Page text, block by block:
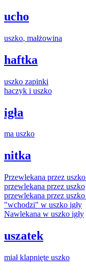
ucho
uszko, małżowina
haftka
uszko zapinki
haczyk i uszko
igła
ma uszko
nitka
Przewlekana przez uszko
przewlekana przez uszko
przewlekana przez uszko
"wchodzi" w uszko igły
Nawlekana w uszko igły
uszatek
miał klapnięte uszko